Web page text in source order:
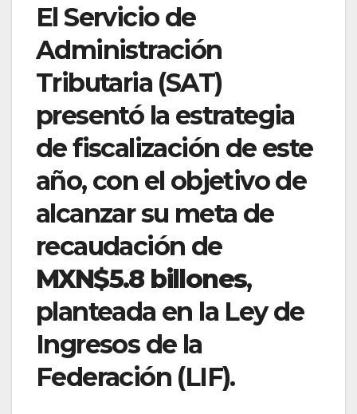
El Servicio de
Administración
Tributaria (SAT)
presentó la estrategia
de fiscalización de este
año, con el objetivo de
alcanzar su meta de
recaudación de
MXN$5.8 billones,
planteada en la Ley de
Ingresos de la
Federación (LIF).